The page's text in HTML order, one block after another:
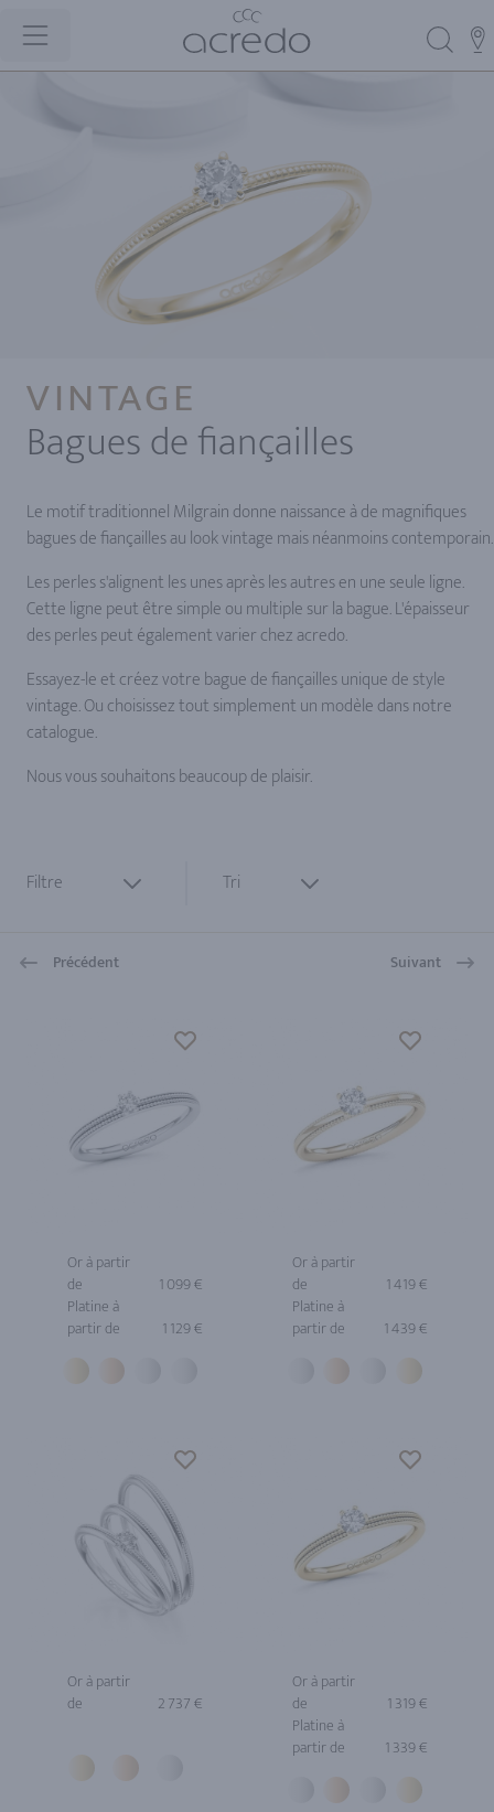
VINTAGE
Bagues de fiançailles
Le motif traditionnel Milgrain donne naissance à de magnifiques
bagues de fiançailles au look vintage mais néanmoins contemporain.
Les perles s'alignent les unes après les autres en une seule ligne.
Cette ligne peut être simple ou multiple sur la bague. L'épaisseur
des perles peut également varier chez acredo.
Essayez-le et créez votre bague de fiançailles unique de style
vintage. Ou choisissez tout simplement un modèle dans notre
catalogue.
Nous vous souhaitons beaucoup de plaisir.
Filtre Tri
Précédent Suivant
Or à partir
de
1 099 €
Platine à
partir de
1 129 €
Or à partir
de
1 419 €
Platine à
partir de
1 439 €
Or à partir
de
2 737 €
Or à partir
de
1 319 €
Platine à
partir de
1 339 €